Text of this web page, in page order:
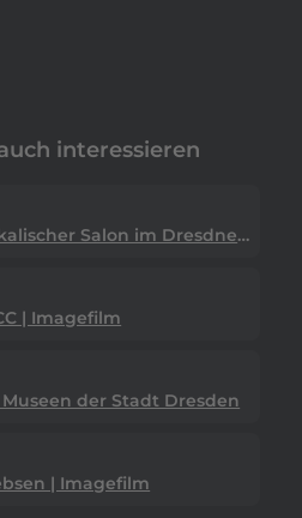
FILM
interessieren
Mathematisch-Physikalischer Salon im Dresdner Zwinger
| Imagefilm
der Stadt Dresden
| Imagefilm